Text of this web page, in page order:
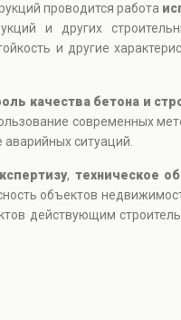
проводится работа
и других
и другие
качества бетона и
современных
ситуаций.
, техническое
объектов
действующим